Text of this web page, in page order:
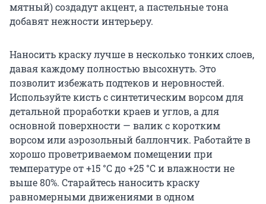
мятный) создадут акцент, а пастельные тона
добавят нежности интерьеру.
Наносить краску лучше в несколько тонких слоев,
давая каждому полностью высохнуть. Это
позволит избежать подтеков и неровностей.
Используйте кисть с синтетическим ворсом для
детальной проработки краев и углов, а для
основной поверхности — валик с коротким
ворсом или аэрозольный баллончик. Работайте в
хорошо проветриваемом помещении при
температуре от +15 °C до +25 °C и влажности не
выше 80%. Старайтесь наносить краску
равномерными движениями в одном